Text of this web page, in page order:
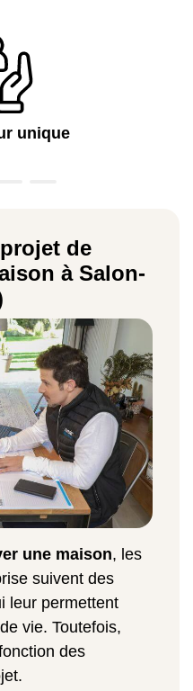
unique
de
à Salon-
une maison, les
suivent des
leur permettent
vie. Toutefois,
des